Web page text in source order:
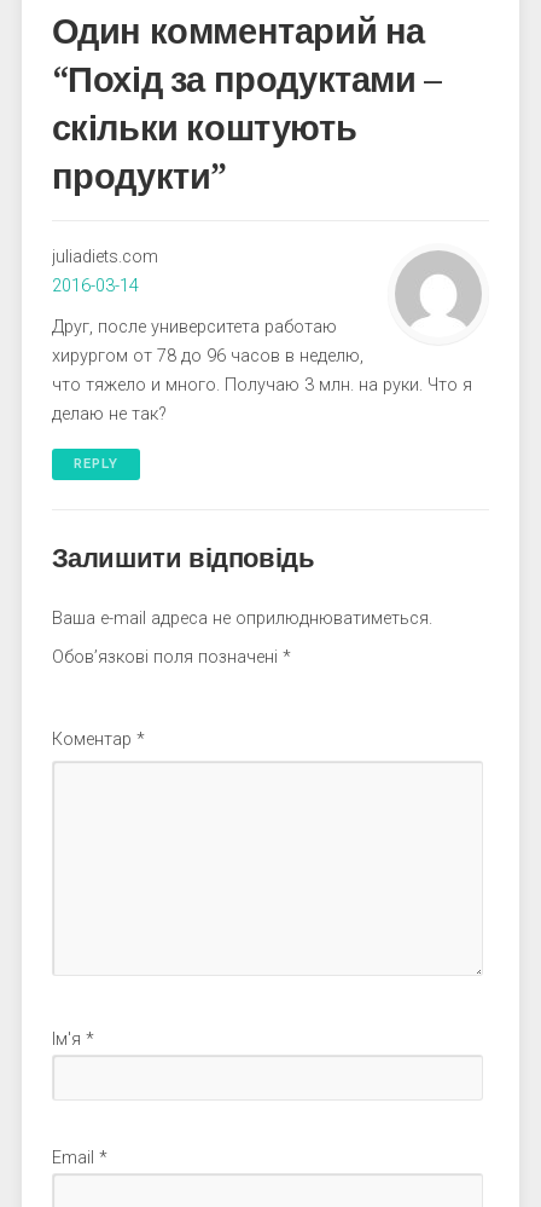
Один комментарий на
“Похід за продуктами –
скільки коштують
продукти”
juliadiets.com
2016-03-14
Друг, после университета работаю
хирургом от 78 до 96 часов в неделю,
что тяжело и много. Получаю 3 млн. на руки. Что я
делаю не так?
REPLY
Залишити відповідь
Ваша e-mail адреса не оприлюднюватиметься.
Обов’язкові поля позначені *
Коментар *
Ім'я *
Email *